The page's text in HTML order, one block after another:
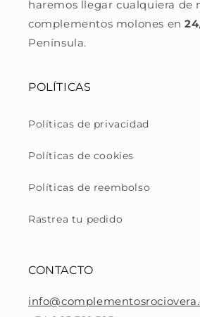
haremos llegar cualquiera de
complementos molones en
Península.
POLÍTICAS
Políticas de privacidad
Políticas de cookies
Políticas de reembolso
Rastrea tu pedido
CONTACTO